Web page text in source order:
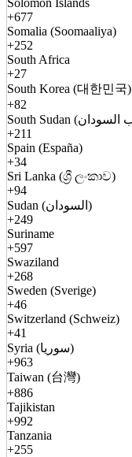
Solomon Islands
+677
Somalia (Soomaaliya)
+252
South Africa
+27
South Korea (대한민국)
+82
+211
Spain (España)
+34
Sri Lanka (ශ්‍රී ලංකාව)
+94
Sudan (السودان)
+249
Suriname
+597
Swaziland
+268
Sweden (Sverige)
+46
Switzerland (Schweiz)
+41
Syria (سوريا)
+963
Taiwan (台灣)
+886
Tajikistan
+992
Tanzania
+255